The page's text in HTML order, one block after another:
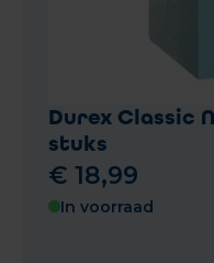
Durex Classic
stuks
€ 18,99
In voorraad